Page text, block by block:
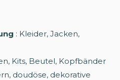
: Kleider, Jacken,
Kits, Beutel, Kopfbänder
doudöse, dekorative